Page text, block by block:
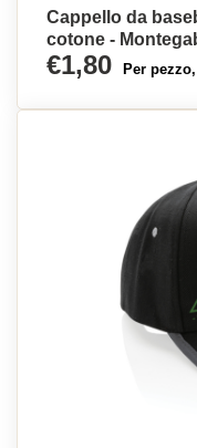
Cappello da
cotone -
€1,80 Per